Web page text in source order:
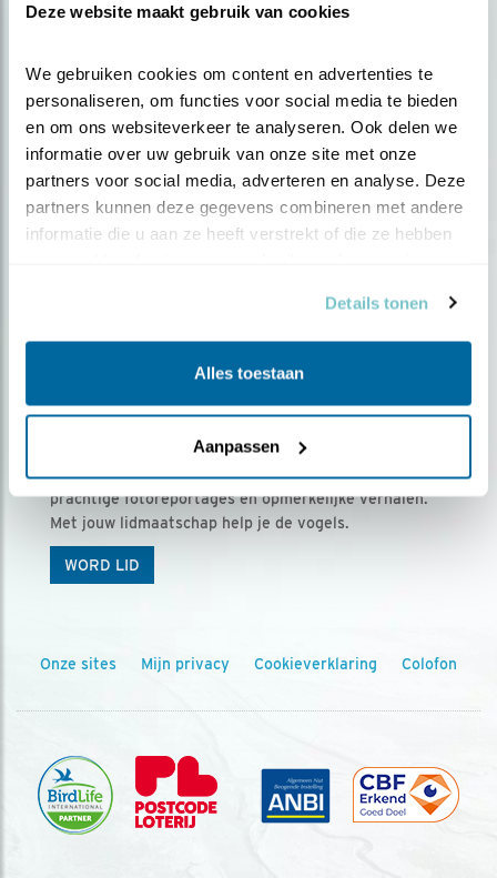
Deze website maakt gebruik van cookies
We gebruiken cookies om content en advertenties te
personaliseren, om functies voor social media te bieden
en om ons websiteverkeer te analyseren. Ook delen we
informatie over uw gebruik van onze site met onze
partners voor social media, adverteren en analyse. Deze
partners kunnen deze gegevens combineren met andere
informatie die u aan ze heeft verstrekt of die ze hebben
Details tonen
Alles toestaan
Aanpassen
Ontvang 5 x Vogels voor € 36,00 per jaar
Vogels is het tijdschrift voor onze leden, met
prachtige fotoreportages en opmerkelijke verhalen.
Met jouw lidmaatschap help je de vogels.
WORD LID
Onze sites Mijn privacy Cookieverklaring Colofon